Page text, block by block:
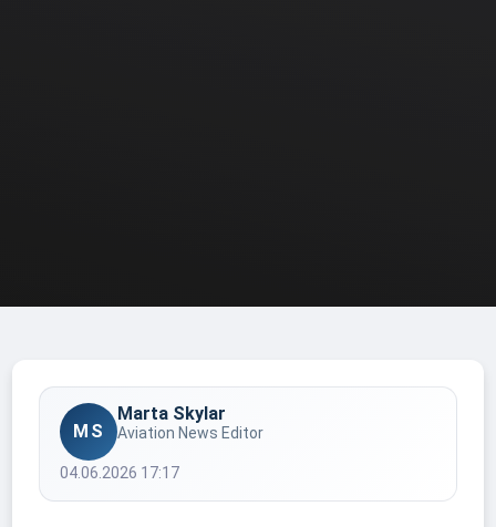
MS
Marta Skylar
Aviation News Editor
04.06.2026 17:17